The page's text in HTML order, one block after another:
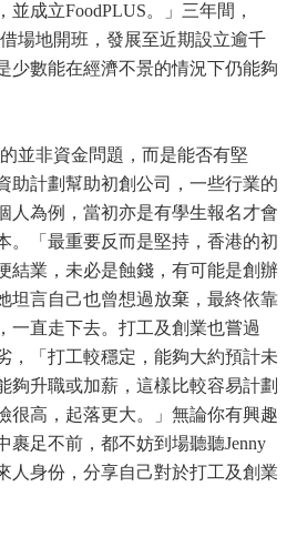
成立FoodPLUS。」三年間，
場地開班，發展至近期設立逾千
少數能在經濟不景的情況下仍能夠
並非資金問題，而是能否有堅
助計劃幫助初創公司，一些行業的
人為例，當初亦是有學生報名才會
。「最重要反而是堅持，香港的初
結業，未必是蝕錢，有可能是創辦
坦言自己也曾想過放棄，最終依靠
一直走下去。打工及創業也嘗過
，「打工較穩定，能夠大約預計未
夠升職或加薪，這樣比較容易計劃
很高，起落更大。」無論你有興趣
裹足不前，都不妨到場聽聽Jenny
人身份，分享自己對於打工及創業